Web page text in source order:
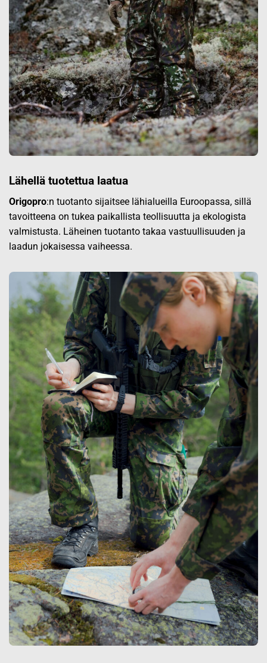
Lähellä tuotettua laatua
Origopro:n tuotanto sijaitsee lähialueilla Euroopassa, sillä
tavoitteena on tukea paikallista teollisuutta ja ekologista
valmistusta. Läheinen tuotanto takaa vastuullisuuden ja
laadun jokaisessa vaiheessa.